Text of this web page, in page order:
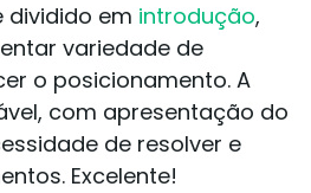
dividido em introdução,
variedade de
o posicionamento. A
com apresentação do
de resolver e
Excelente!